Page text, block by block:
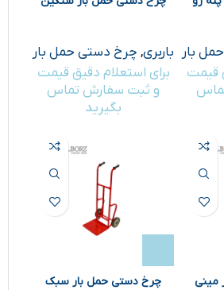
بار
قیمت
باربری, چرخ دستی حمل بار
برای استعلام دقیق قیمت
و ثبت سفارش تماس
بگیرید
مینی چرخ دستی حمل بار سبک